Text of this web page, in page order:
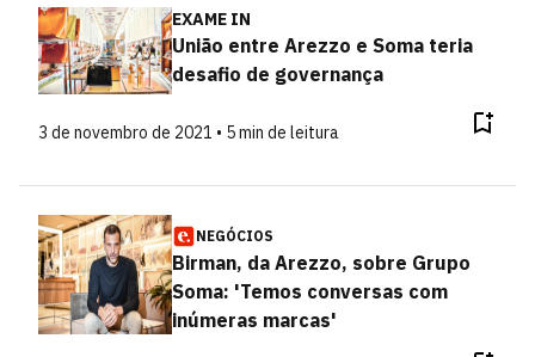
EXAME IN
União entre Arezzo e Soma teria
desafio de governança
3 de novembro de 2021 • 5 min de leitura
NEGÓCIOS
Birman, da Arezzo, sobre Grupo
Soma: 'Temos conversas com
inúmeras marcas'